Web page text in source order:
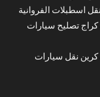
اسطبلات الفروانية
كراج تصليح سيارات
نقل سيارات